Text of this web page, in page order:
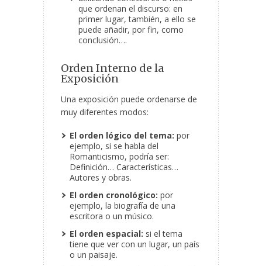
que ordenan el discurso: en
primer lugar, también, a ello se
puede añadir, por fin, como
conclusión….
Orden Interno de la
Exposición
Una exposición puede ordenarse de
muy diferentes modos:
El orden lógico del tema: por
ejemplo, si se habla del
Romanticismo, podría ser:
Definición… Características…
Autores y obras.
El orden cronológico: por
ejemplo, la biografía de una
escritora o un músico.
El orden espacial: si el tema
tiene que ver con un lugar, un país
o un paisaje.